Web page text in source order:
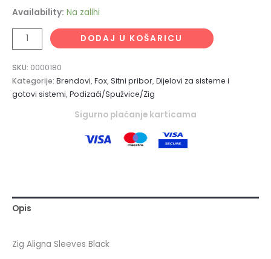
Availability: Na zalihi
DODAJ U KOŠARICU
SKU: 0000180
Kategorije: Brendovi,Fox,Sitni pribor,Dijelovi za sisteme i
gotovi sistemi,Podizači/Spužvice/Zig
Sigurno plaćanje karticama
Opis
Zig Aligna Sleeves Black